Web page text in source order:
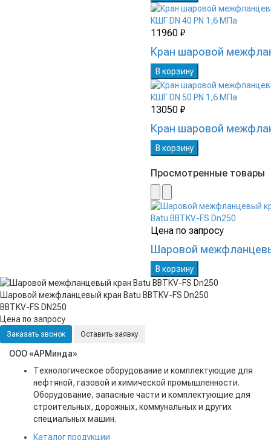
11960 ₽
Кран шаровой
В корзину
13050 ₽
Кран шаровой
В корзину
Просмотренные товары
Цена по запросу
Шаровой
В корзину
Шаровой межфланцевый кран Batu BBTKV-FS Dn250
BBTKV-FS DN250
Цена по запросу
Заказать звонок Оставить заявку
ООО «АРМинда»
Технологическое оборудование и комплектующие для
нефтяной, газовой и химической промышленности.
Оборудование, запасные части и комплектующие для
строительных, дорожных, коммунальных и других
специальных машин.
Каталог продукции